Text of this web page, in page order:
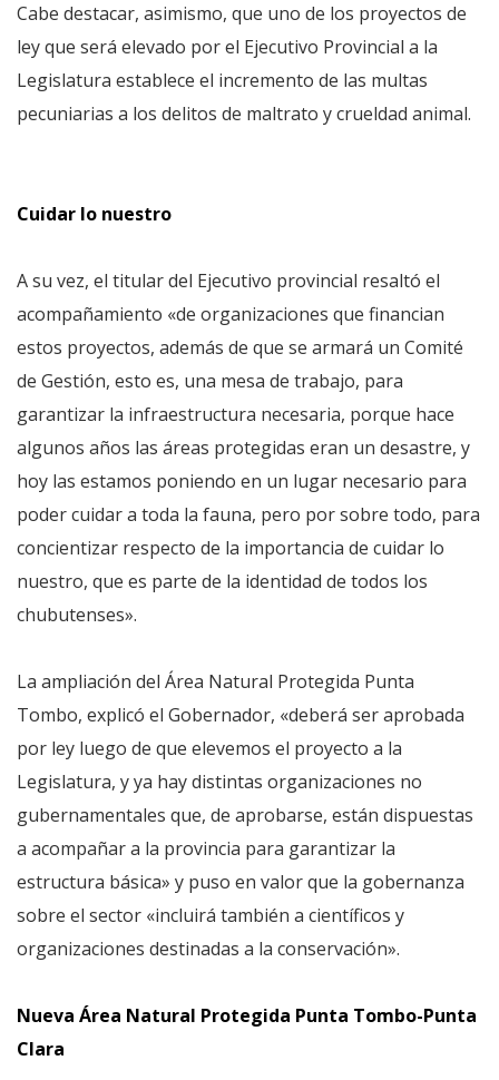
Cabe destacar, asimismo, que uno de los proyectos de
ley que será elevado por el Ejecutivo Provincial a la
Legislatura establece el incremento de las multas
pecuniarias a los delitos de maltrato y crueldad animal.
Cuidar lo nuestro
A su vez, el titular del Ejecutivo provincial resaltó el
acompañamiento «de organizaciones que financian
estos proyectos, además de que se armará un Comité
de Gestión, esto es, una mesa de trabajo, para
garantizar la infraestructura necesaria, porque hace
algunos años las áreas protegidas eran un desastre, y
hoy las estamos poniendo en un lugar necesario para
poder cuidar a toda la fauna, pero por sobre todo, para
concientizar respecto de la importancia de cuidar lo
nuestro, que es parte de la identidad de todos los
chubutenses».
La ampliación del Área Natural Protegida Punta
Tombo, explicó el Gobernador, «deberá ser aprobada
por ley luego de que elevemos el proyecto a la
Legislatura, y ya hay distintas organizaciones no
gubernamentales que, de aprobarse, están dispuestas
a acompañar a la provincia para garantizar la
estructura básica» y puso en valor que la gobernanza
sobre el sector «incluirá también a científicos y
organizaciones destinadas a la conservación».
Nueva Área Natural Protegida Punta Tombo-Punta
Clara